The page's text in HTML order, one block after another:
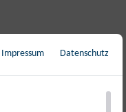
an Lehrpersonal
Impressum Datenschutz